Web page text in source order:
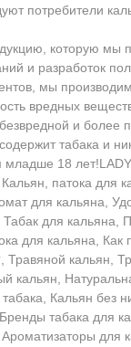
потребители
которую мы
и разработок
мы
вредных
и более
табака и
18
патока для
для кальяна,
Табак для кальяна,
для кальяна, Как
Травяной кальян,
кальян,
Кальян без
табака для
для